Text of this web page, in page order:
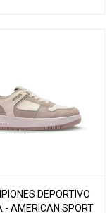
DEPORTIVO
- AMERICAN SPORT